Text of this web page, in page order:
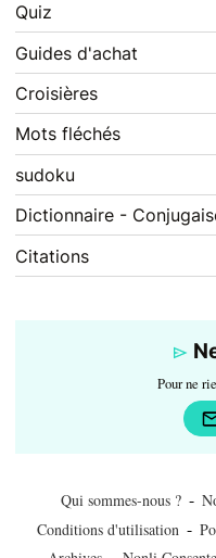
Quiz
Guides d'achat
Croisières
Mots fléchés
sudoku
Dictionnaire -
Citations
Pour ne
Qui sommes-nous ? -
Conditions d'utilisation -